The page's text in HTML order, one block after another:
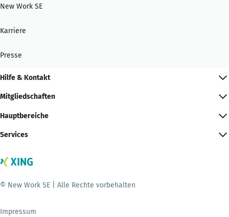
New Work SE
Karriere
Presse
Hilfe & Kontakt
Mitgliedschaften
Hauptbereiche
Services
© New Work SE | Alle Rechte vorbehalten
Impressum